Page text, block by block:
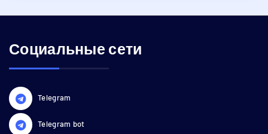
Социальные сети
Telegram
Telegram bot